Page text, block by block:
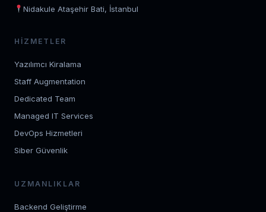
Nidakule Ataşehir Bati, İstanbul
HIZMETLER
Yazılımcı Kiralama
Staff Augmentation
Dedicated Team
Managed IT Services
DevOps Hizmetleri
Siber Güvenlik
UZMANLIKLAR
Backend Geliştirme